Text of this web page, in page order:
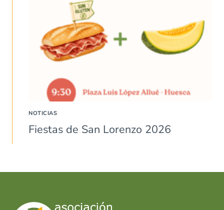
NOTICIAS
Fiestas de San Lorenzo 2026